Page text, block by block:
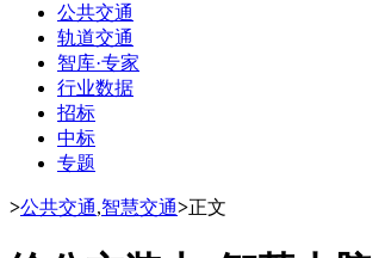
公共交通
轨道交通
智库·专家
行业数据
招标
中标
专题
>公共交通,智慧交通>正文